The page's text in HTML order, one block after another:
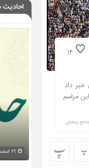
14
داد.
مراسم
رمضان
پ پ
احادیث